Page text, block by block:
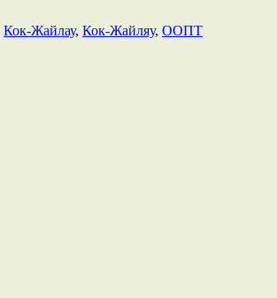
Кок-Жайлау, Кок-Жайляу, ООПТ